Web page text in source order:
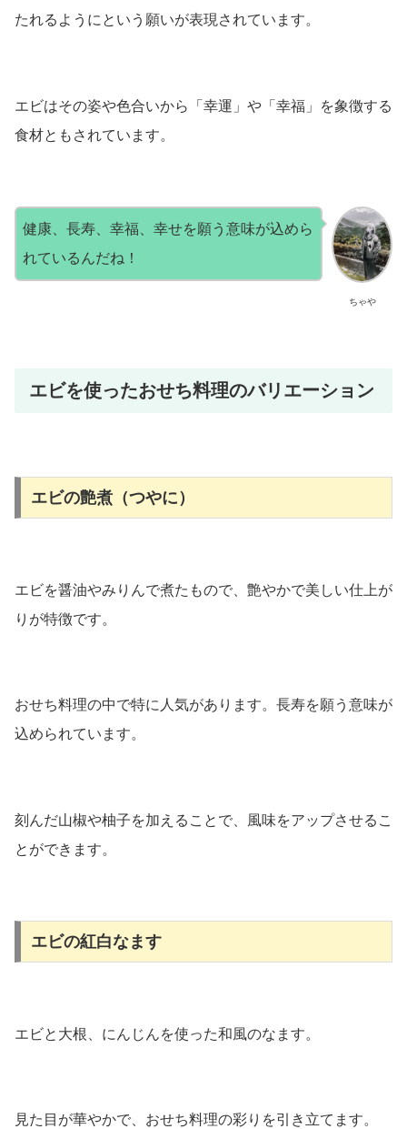
たれるようにという願いが表現されています。
エビはその姿や色合いから「幸運」や「幸福」を象徴する
食材ともされています。
ちゃや
健康、長寿、幸福、幸せを願う意味が込めら
れているんだね！
エビを使ったおせち料理のバリエーション
エビの艶煮（つやに）
エビを醤油やみりんで煮たもので、艶やかで美しい仕上が
りが特徴です。
おせち料理の中で特に人気があります。長寿を願う意味が
込められています。
刻んだ山椒や柚子を加えることで、風味をアップさせるこ
とができます。
エビの紅白なます
エビと大根、にんじんを使った和風のなます。
見た目が華やかで、おせち料理の彩りを引き立てます。